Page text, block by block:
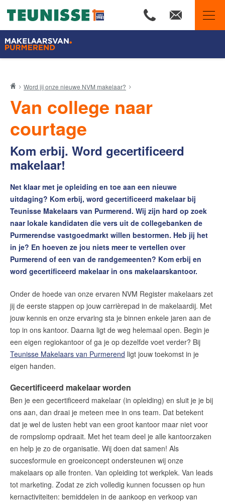
Ons aanbod
Woningzoekers
Wij zijn Team Teunisse
Onze expertises
Huis verkopen
Huis kopen
Onze financiële diensten
De waarde van uw woning
Onze diensten
Contact
Word jij onze nieuwe makelaar?
Vacature Assistent Makelaar (KRMT in opleiding)
Vacature (Register) Makelaar
Welkom bij dé makelaars van Purmerend
Van college naar courtage
Van binnendienst naar buitenboel
Van salestopper naar huizenjager
Top 5 voordelen van onze succesformule
Groeien zonder grenzen
Ontdek jouw kansen in ons hele werkgebied
Makelaarsvan.nl
Vacature junior makelaar Purmerend
Vacature medior makelaar Purmerend
Vacature senior makelaar Purmerend
Word jij onze nieuwe NVM makelaar?
Van college naar
courtage
Kom erbij. Word gecertificeerd
makelaar!
Net klaar met je opleiding en toe aan een nieuwe
uitdaging? Kom erbij, word gecertificeerd makelaar bij
Teunisse Makelaars van Purmerend. Wij zijn hard op zoek
naar lokale kandidaten die vers uit de collegebanken de
Purmerendse vastgoedmarkt willen bestormen. Heb jij het
in je? En hoeven ze jou niets meer te vertellen over
Purmerend of een van de randgemeenten? Kom erbij en
word gecertificeerd makelaar in ons makelaarskantoor.
Onder de hoede van onze ervaren NVM Register makelaars zet
jij de eerste stappen op jouw carrièrepad in de makelaardij. Met
jouw kennis en onze ervaring sta je binnen enkele jaren aan de
top in ons kantoor. Daarna ligt de weg helemaal open. Begin je
een eigen regiokantoor of ga je op dezelfde voet verder? Bij
Teunisse Makelaars van Purmerend ligt jouw toekomst in je
eigen handen.
Gecertificeerd makelaar worden
Ben je een gecertificeerd makelaar (in opleiding) en sluit je je bij
ons aan, dan draai je meteen mee in ons team. Dat betekent
dat je wel de lusten hebt van een groot kantoor maar niet voor
de rompslomp opdraait. Met het team deel je alle kantoorzaken
en help je zo de organisatie. Wij doen dat samen! Als
succesformule en groeiconcept ondersteunen wij onze
makelaars op alle fronten. Van opleiding tot werkplek. Van leads
tot marketing. Zodat ze zich volledig kunnen focussen op hun
kernactiviteiten: bemiddelen in de aankoop en verkoop van